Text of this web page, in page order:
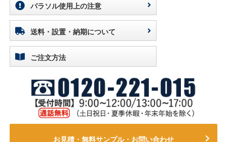
パラソル使用上の注意
送料・設置・納期について
ご注文方法
お見積・無料サンプル・お問い合わせ